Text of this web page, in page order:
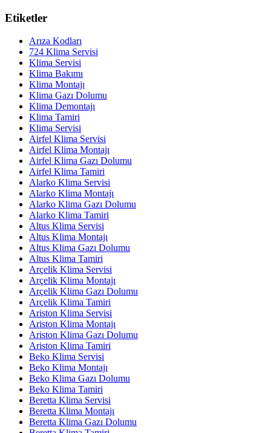
Etiketler
Arıza Kodları
724 Klima Servisi
Klima Servisi
Klima Bakımı
Klima Montajı
Klima Gazı Dolumu
Klima Demontajı
Klima Tamiri
Klima Servisi
Airfel Klima Servisi
Airfel Klima Montajı
Airfel Klima Gazı Dolumu
Airfel Klima Tamiri
Alarko Klima Servisi
Alarko Klima Montajı
Alarko Klima Gazı Dolumu
Alarko Klima Tamiri
Altus Klima Servisi
Altus Klima Montajı
Altus Klima Gazı Dolumu
Altus Klima Tamiri
Arçelik Klima Servisi
Arçelik Klima Montajı
Arçelik Klima Gazı Dolumu
Arçelik Klima Tamiri
Ariston Klima Servisi
Ariston Klima Montajı
Ariston Klima Gazı Dolumu
Ariston Klima Tamiri
Beko Klima Servisi
Beko Klima Montajı
Beko Klima Gazı Dolumu
Beko Klima Tamiri
Beretta Klima Servisi
Beretta Klima Montajı
Beretta Klima Gazı Dolumu